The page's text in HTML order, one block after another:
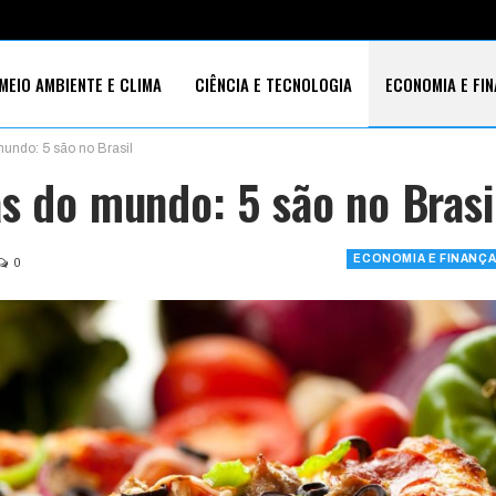
MEIO AMBIENTE E CLIMA CIÊNCIA E TECNOLOGIA ECONOMIA E
5 são no Brasil
do mundo: 5 são no
ECONOMIA E
0